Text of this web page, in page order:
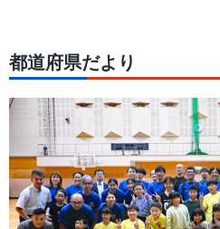
都道府県だより